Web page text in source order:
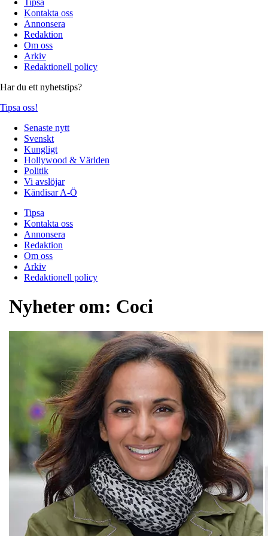
Tipsa
Kontakta oss
Annonsera
Redaktion
Om oss
Arkiv
Redaktionell policy
Har du ett nyhetstips?
Tipsa oss!
Senaste nytt
Svenskt
Kungligt
Hollywood & Världen
Politik
Vi avslöjar
Kändisar A-Ö
Tipsa
Kontakta oss
Annonsera
Redaktion
Om oss
Arkiv
Redaktionell policy
Nyheter om: Coci